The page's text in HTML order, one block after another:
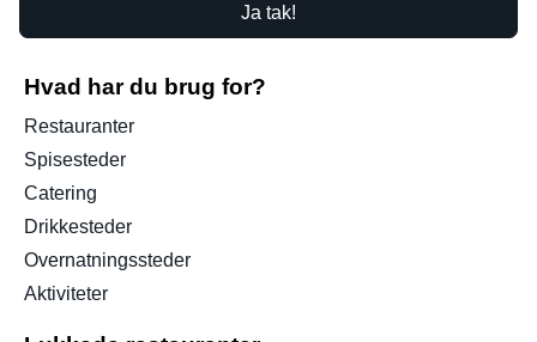
Ja tak!
Hvad har du brug for?
Restauranter
Spisesteder
Catering
Drikkesteder
Overnatningssteder
Aktiviteter